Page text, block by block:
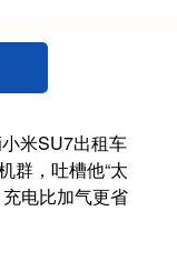
米SU7出租车
群，吐槽他“太
电比加气更省